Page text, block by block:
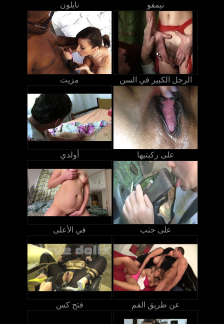
نايلون نيمفو
مزيت الرجل الكبير في السن
أولدي على ركبتيها
في الأعلى على جنب
فتح كس عن طريق الفم